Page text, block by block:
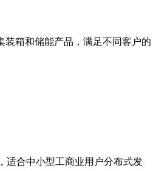
装箱和储能产品，满足不同客户的
适合中小型工商业用户分布式发